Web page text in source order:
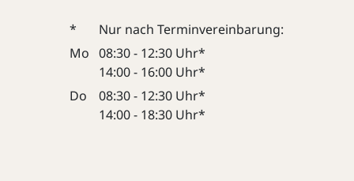
*
Nur nach Terminvereinbarung:
Mo 08:30 - 12:30 Uhr*
14:00 - 16:00 Uhr*
Do
08:30 - 12:30 Uhr*
14:00 - 18:30 Uhr*